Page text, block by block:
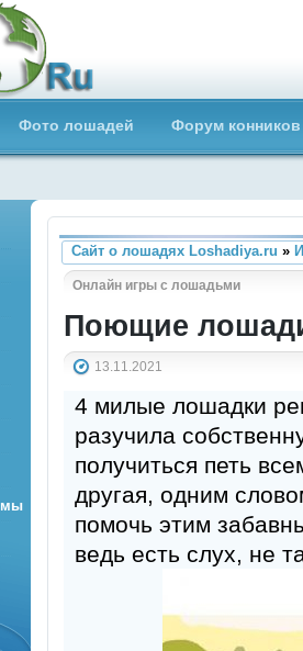
любителей
Фото лошадей Форум конников
Сайт о лошадях Loshadiya.ru »
Онлайн игры с лошадьми
Поющие
13.11.2021
4 милые лошадки
разучила
получиться петь
другая, одним
помочь этим
ведь есть слух, не